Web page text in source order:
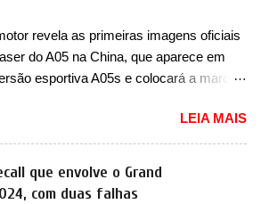
revela as primeiras imagens oficiais
do A05 na China, que aparece em
esportiva A05s e colocará a marca
uma rápida expansão na China
de portfólio. Apoiada pela Stellantis,
confirmou a estreia de um novo
compacto à sua linha. Posicionado
LEIA MAIS
que envolve o Grand
com duas falhas